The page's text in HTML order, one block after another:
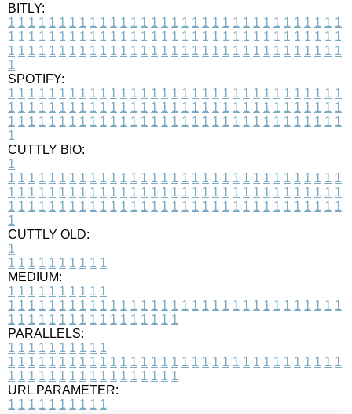
BITLY:
1 1 1 1 1 1 1 1 1 1 1 1 1 1 1 1 1 1 1 1 1 1 1 1 1 1 1 1 1 1 1 1 1
1 1 1 1 1 1 1 1 1 1 1 1 1 1 1 1 1 1 1 1 1 1 1 1 1 1 1 1 1 1 1 1 1
1 1 1 1 1 1 1 1 1 1 1 1 1 1 1 1 1 1 1 1 1 1 1 1 1 1 1 1 1 1 1 1 1
1
SPOTIFY:
1 1 1 1 1 1 1 1 1 1 1 1 1 1 1 1 1 1 1 1 1 1 1 1 1 1 1 1 1 1 1 1 1
1 1 1 1 1 1 1 1 1 1 1 1 1 1 1 1 1 1 1 1 1 1 1 1 1 1 1 1 1 1 1 1 1
1 1 1 1 1 1 1 1 1 1 1 1 1 1 1 1 1 1 1 1 1 1 1 1 1 1 1 1 1 1 1 1 1
1
CUTTLY BIO:
1
1 1 1 1 1 1 1 1 1 1 1 1 1 1 1 1 1 1 1 1 1 1 1 1 1 1 1 1 1 1 1 1 1
1 1 1 1 1 1 1 1 1 1 1 1 1 1 1 1 1 1 1 1 1 1 1 1 1 1 1 1 1 1 1 1 1
1 1 1 1 1 1 1 1 1 1 1 1 1 1 1 1 1 1 1 1 1 1 1 1 1 1 1 1 1 1 1 1 1
1
CUTTLY OLD:
1
1 1 1 1 1 1 1 1 1 1
MEDIUM:
1 1 1 1 1 1 1 1 1 1
1 1 1 1 1 1 1 1 1 1 1 1 1 1 1 1 1 1 1 1 1 1 1 1 1 1 1 1 1 1 1 1 1
1 1 1 1 1 1 1 1 1 1 1 1 1 1 1 1 1
PARALLELS:
1 1 1 1 1 1 1 1 1 1
1 1 1 1 1 1 1 1 1 1 1 1 1 1 1 1 1 1 1 1 1 1 1 1 1 1 1 1 1 1 1 1 1
1 1 1 1 1 1 1 1 1 1 1 1 1 1 1 1 1
URL PARAMETER:
1 1 1 1 1 1 1 1 1 1